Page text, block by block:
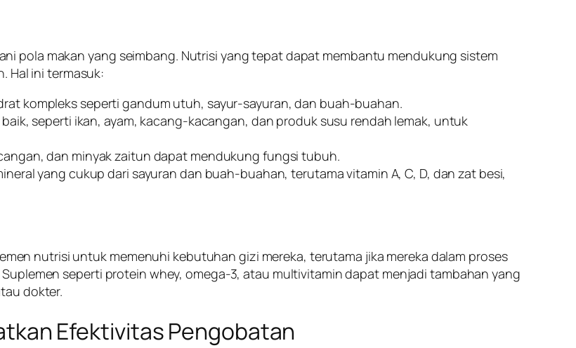
pola makan yang seimbang. Nutrisi yang tepat dapat membantu mendukung sistem
Hal ini termasuk:
kompleks seperti gandum utuh, sayur-sayuran, dan buah-buahan.
seperti ikan, ayam, kacang-kacangan, dan produk susu rendah lemak, untuk
dan minyak zaitun dapat mendukung fungsi tubuh.
yang cukup dari sayuran dan buah-buahan, terutama vitamin A, C, D, dan zat besi,
nutrisi untuk memenuhi kebutuhan gizi mereka, terutama jika mereka dalam proses
seperti protein whey, omega-3, atau multivitamin dapat menjadi tambahan yang
dokter.
Efektivitas Pengobatan